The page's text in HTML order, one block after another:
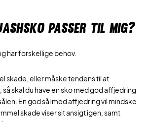
PASSER TIL MIG?
har forskellige behov.
skade, eller måske tendens til at
skal du have en sko med god affjedring
En god sål med affjedring vil mindske
skade viser sit ansigt igen, samt